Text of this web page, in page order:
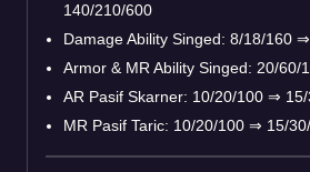
140/210/600
Damage Ability Singed: 8/18/160 ⇒
Armor & MR Ability Singed: 20/60/
AR Pasif Skarner: 10/20/100 ⇒
MR Pasif Taric: 10/20/100 ⇒ 15/